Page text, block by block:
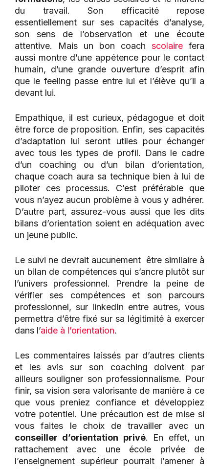
du travail. Son efficacité repose
essentiellement sur ses capacités d’analyse,
son sens de l’observation et une écoute
attentive. Mais un bon coach scolaire fera
aussi montre d’une appétence pour le contact
humain, d’une grande ouverture d’esprit afin
que le feeling passe entre lui et l’élève qu’il a
devant lui.
Empathique, il est curieux, pédagogue et doit
être force de proposition. Enfin, ses capacités
d’adaptation lui seront utiles pour échanger
avec tous les types de profil. Dans le cadre
d’un coaching ou d’un bilan d’orientation,
chaque coach aura sa technique bien à lui de
piloter ces processus. C’est préférable que
vous n’ayez aucun problème à vous y adhérer.
D’autre part, assurez-vous aussi que les dits
bilans d’orientation soient en adéquation avec
un jeune public.
Le suivi ne devrait aucunement être similaire à
un bilan de compétences qui s’ancre plutôt sur
l’univers professionnel. Prendre la peine de
vérifier ses compétences et son parcours
professionnel, sur linkedIn entre autres, vous
permettra d’être fixé sur sa légitimité à exercer
dans l’aide à l’orientation.
Les commentaires laissés par d’autres clients
et les avis sur son coaching doivent par
ailleurs souligner son professionnalisme. Pour
finir, sa vision sera valorisante de manière à ce
que vous preniez confiance et développiez
votre potentiel. Une précaution est de mise si
vous faites le choix de travailler avec un
conseiller d’orientation privé. En effet, un
rattachement avec une école privée de
l’enseignement supérieur pourrait l’amener à